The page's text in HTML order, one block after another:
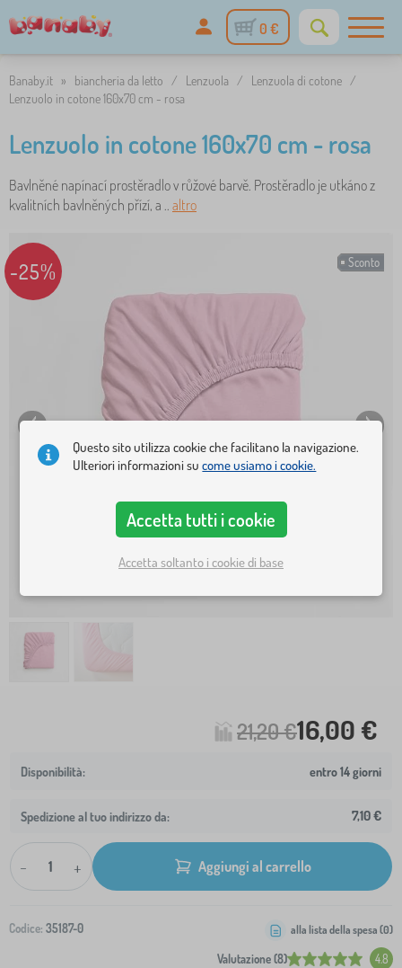
0 €
Banaby.it » biancheria da letto / Lenzuola / Lenzuola di cotone /
Lenzuolo in cotone 160x70 cm - rosa
Lenzuolo in cotone 160x70 cm - rosa
Bavlněné napínací prostěradlo v růžové barvě. Prostěradlo je utkáno z
kvalitních bavlněných přízí, a .. altro
Sconto
-25%
21,20 €16,00 €
entro 14 giorni
Spedizione al tuo indirizzo da: 7,10 €
- + Aggiungi al carrello
Codice: 35187-0
Valutazione (8) 4.8
alla lista della spesa (0)
Questo sito utilizza cookie che facilitano la navigazione.
Ulteriori informazioni sucome usiamo i cookie.
Accetta tutti i cookie
Accetta soltanto i cookie di base